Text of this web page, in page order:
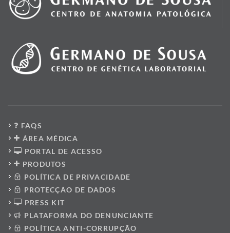
FAQS
ÁREA MÉDICA
PORTAL DE ACESSO
PRODUTOS
POLÍTICA DE PRIVACIDADE
PROTECÇÃO DE DADOS
PRESS KIT
PLATAFORMA DO DENUNCIANTE
POLÍTICA ANTI-CORRUPÇÃO